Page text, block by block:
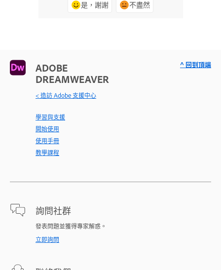
是，謝謝 不盡然
ADOBE
DREAMWEAVER
< 造訪 Adobe 支援中心
學習與支援
開始使用
使用手冊
教學課程
詢問社群
發表問題並獲得專家解惑。
立即詢問
^ 回到頂端